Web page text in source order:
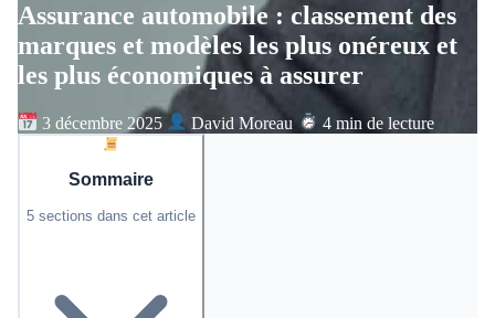
Assurance automobile : classement des
marques et modèles les plus onéreux et
les plus économiques à assurer
3 décembre 2025 David Moreau 4 min de lecture
Sommaire
5 sections dans cet article